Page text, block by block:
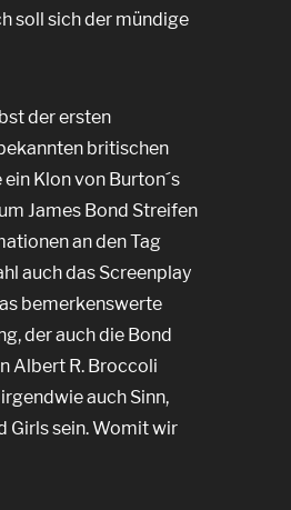
soll sich der mündige
der ersten
britischen
Klon von Burton´s
James Bond Streifen
an den Tag
auch das Screenplay
bemerkenswerte
der auch die Bond
Albert R. Broccoli
auch Sinn,
Girls sein. Womit wir